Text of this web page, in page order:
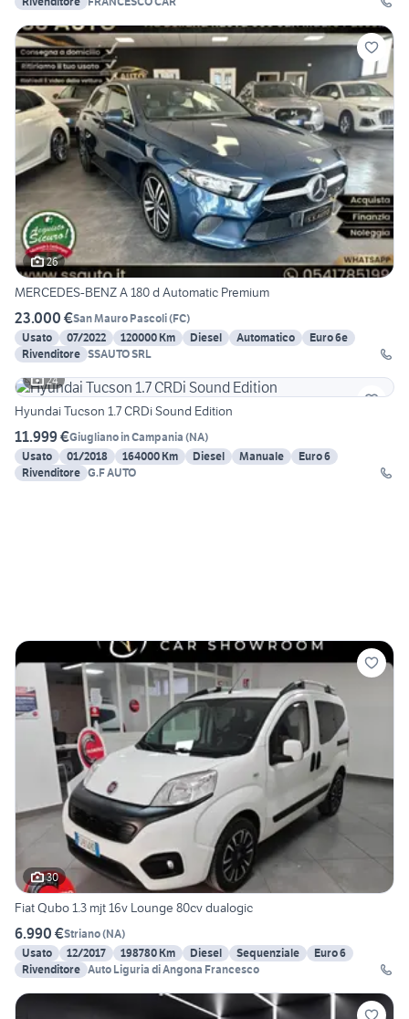
26
MERCEDES-BENZ A 180 d Automatic Premium
23.000 €San Mauro Pascoli(FC)
Usato
07/2022 120000 Km Diesel Automatico
Euro 6e
Rivenditore SSAUTO SRL
24
Hyundai Tucson 1.7 CRDi Sound Edition
11.999 €Giugliano in Campania (NA)
Usato
01/2018 164000 Km Diesel Manuale
Euro 6
Rivenditore G.F AUTO
30
Fiat Qubo 1.3 mjt 16v Lounge 80cv dualogic
6.990 €Striano(NA)
Usato
12/2017 198780 Km Diesel Sequenziale
Euro 6
Rivenditore Auto Liguria di Angona Francesco